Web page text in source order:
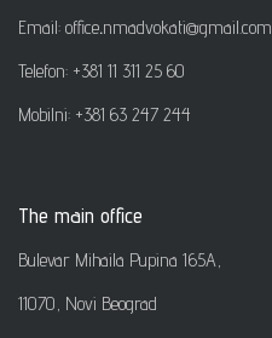
Email: office.nmadvokati@gmail.com
Telefon: +381 11 311 25 60
Mobilni: +381 63 247 244
The main office
Bulevar Mihaila Pupina 165A,
11070, Novi Beograd